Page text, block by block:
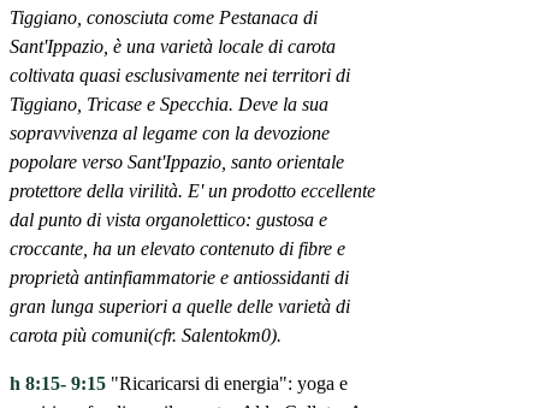
Tiggiano, conosciuta come Pestanaca di
Sant'Ippazio, è una varietà locale di carota
coltivata quasi esclusivamente nei territori di
Tiggiano, Tricase e Specchia. Deve la sua
sopravvivenza al legame con la devozione
popolare verso Sant'Ippazio, santo orientale
protettore della virilità. E' un prodotto eccellente
dal punto di vista organolettico: gustosa e
croccante, ha un elevato contenuto di fibre e
proprietà antinfiammatorie e antiossidanti di
gran lunga superiori a quelle delle varietà di
carota più comuni(cfr. Salentokm0).
h 8:15- 9:15 "Ricaricarsi di energia": yoga e